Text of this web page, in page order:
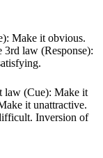
Make it obvious.
law (Response):
law (Cue): Make it
it unattractive.
Inversion of